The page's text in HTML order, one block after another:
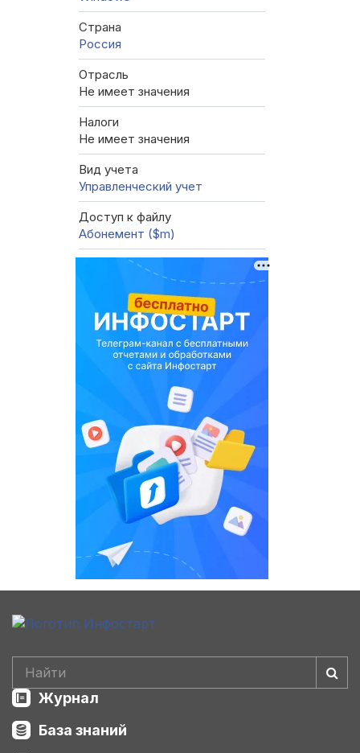
Страна
Россия
Отрасль
Не имеет значения
Налоги
Не имеет значения
Вид учета
Управленческий учет
Доступ к файлу
Абонемент ($m)
Журнал
База знаний